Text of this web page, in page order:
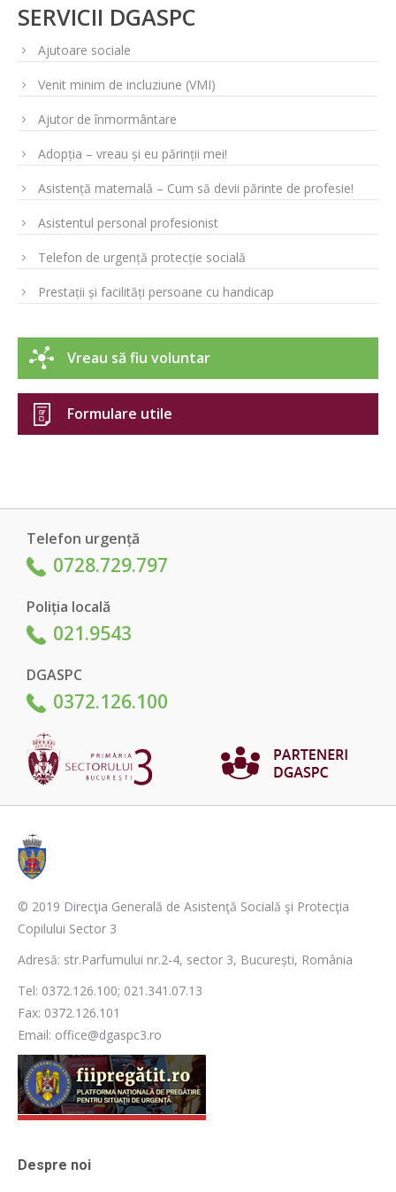
SERVICII DGASPC
Ajutoare sociale
Venit minim de incluziune (VMI)
Ajutor de înmormântare
Adopția – vreau și eu părinții mei!
Asistență maternală – Cum să devii părinte de profesie!
Asistentul personal profesionist
Telefon de urgență protecție socială
Prestații și facilități persoane cu handicap
Vreau să fiu voluntar
Formulare utile
Telefon urgență
0728.729.797
Poliția locală
021.9543
DGASPC
0372.126.100
© 2019 Direcţia Generală de Asistenţă Socială şi Protecţia
Copilului Sector 3
Adresă: str.Parfumului nr.2-4, sector 3, București, România
Tel: 0372.126.100; 021.341.07.13
Fax: 0372.126.101
Email: office@dgaspc3.ro
Despre noi